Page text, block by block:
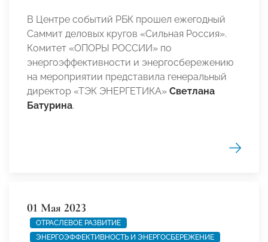
В Центре событий РБК прошел ежегодный
Саммит деловых кругов «Сильная Россия».
Комитет «ОПОРЫ РОССИИ» по
энергоэффективности и энергосбережению
на мероприятии представила генеральный
директор «ТЭК ЭНЕРГЕТИКА» Светлана
Батурина.
01 Мая 2023
ОТРАСЛЕВОЕ РАЗВИТИЕ
ЭНЕРГОЭФФЕКТИВНОСТЬ И ЭНЕРГОСБЕРЕЖЕНИЕ